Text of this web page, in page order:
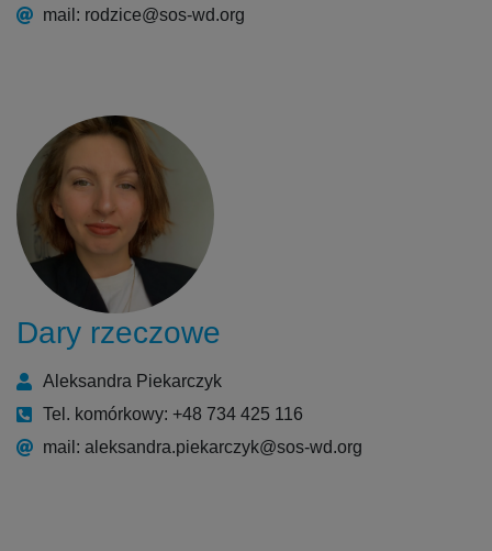
mail: rodzice@sos-wd.org
Dary rzeczowe
Aleksandra Piekarczyk
Tel. komórkowy: +48 734 425 116
mail: aleksandra.piekarczyk@sos-wd.org